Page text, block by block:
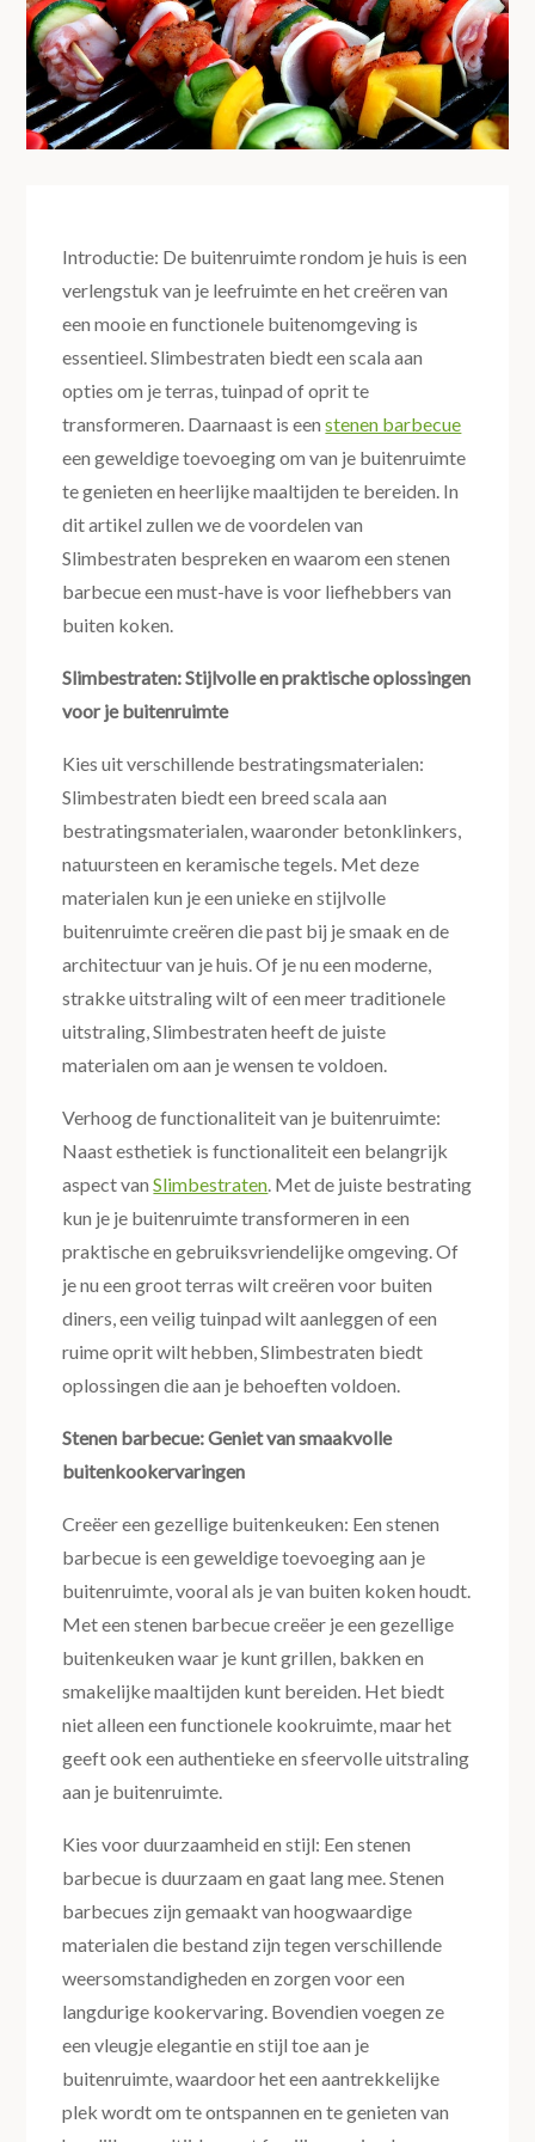
Introductie: De buitenruimte rondom je huis is een
verlengstuk van je leefruimte en het creëren van
een mooie en functionele buitenomgeving is
essentieel. Slimbestraten biedt een scala aan
opties om je terras, tuinpad of oprit te
transformeren. Daarnaast is eenstenen barbecue
een geweldige toevoeging om van je buitenruimte
te genieten en heerlijke maaltijden te bereiden. In
dit artikel zullen we de voordelen van
Slimbestraten bespreken en waarom een stenen
barbecue een must-have is voor liefhebbers van
buiten koken.
Slimbestraten: Stijlvolle en praktische oplossingen
voor je buitenruimte
Kies uit verschillende bestratingsmaterialen:
Slimbestraten biedt een breed scala aan
bestratingsmaterialen, waaronder betonklinkers,
natuursteen en keramische tegels. Met deze
materialen kun je een unieke en stijlvolle
buitenruimte creëren die past bij je smaak en de
architectuur van je huis. Of je nu een moderne,
strakke uitstraling wilt of een meer traditionele
uitstraling, Slimbestraten heeft de juiste
materialen om aan je wensen te voldoen.
Verhoog de functionaliteit van je buitenruimte:
Naast esthetiek is functionaliteit een belangrijk
aspect vanSlimbestraten. Met de juiste bestrating
kun je je buitenruimte transformeren in een
praktische en gebruiksvriendelijke omgeving. Of
je nu een groot terras wilt creëren voor buiten
diners, een veilig tuinpad wilt aanleggen of een
ruime oprit wilt hebben, Slimbestraten biedt
oplossingen die aan je behoeften voldoen.
Stenen barbecue: Geniet van smaakvolle
buitenkookervaringen
Creëer een gezellige buitenkeuken: Een stenen
barbecue is een geweldige toevoeging aan je
buitenruimte, vooral als je van buiten koken houdt.
Met een stenen barbecue creëer je een gezellige
buitenkeuken waar je kunt grillen, bakken en
smakelijke maaltijden kunt bereiden. Het biedt
niet alleen een functionele kookruimte, maar het
geeft ook een authentieke en sfeervolle uitstraling
aan je buitenruimte.
Kies voor duurzaamheid en stijl: Een stenen
barbecue is duurzaam en gaat lang mee. Stenen
barbecues zijn gemaakt van hoogwaardige
materialen die bestand zijn tegen verschillende
weersomstandigheden en zorgen voor een
langdurige kookervaring. Bovendien voegen ze
een vleugje elegantie en stijl toe aan je
buitenruimte, waardoor het een aantrekkelijke
plek wordt om te ontspannen en te genieten van